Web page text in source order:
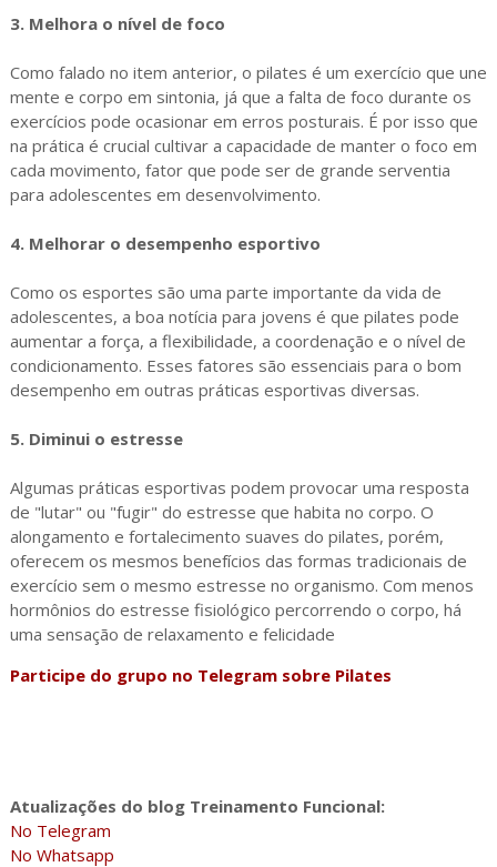
3. Melhora o nível de foco
Como falado no item anterior, o pilates é um exercício que une
mente e corpo em sintonia, já que a falta de foco durante os
exercícios pode ocasionar em erros posturais. É por isso que
na prática é crucial cultivar a capacidade de manter o foco em
cada movimento, fator que pode ser de grande serventia
para adolescentes em desenvolvimento.
4. Melhorar o desempenho esportivo
Como os esportes são uma parte importante da vida de
adolescentes, a boa notícia para jovens é que pilates pode
aumentar a força, a flexibilidade, a coordenação e o nível de
condicionamento. Esses fatores são essenciais para o bom
desempenho em outras práticas esportivas diversas.
5. Diminui o estresse
Algumas práticas esportivas podem provocar uma resposta
de "lutar" ou "fugir" do estresse que habita no corpo. O
alongamento e fortalecimento suaves do pilates, porém,
oferecem os mesmos benefícios das formas tradicionais de
exercício sem o mesmo estresse no organismo. Com menos
hormônios do estresse fisiológico percorrendo o corpo, há
uma sensação de relaxamento e felicidade
Participe do grupo no Telegram sobre Pilates
Atualizações do blog Treinamento Funcional:
No Telegram
No Whatsapp